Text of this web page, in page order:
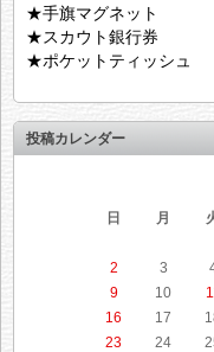
★手旗マグネット
★スカウト銀行券
★ポケットティッシュ
投稿カレンダー
日
月
2
3
9
10
16
17
23
24